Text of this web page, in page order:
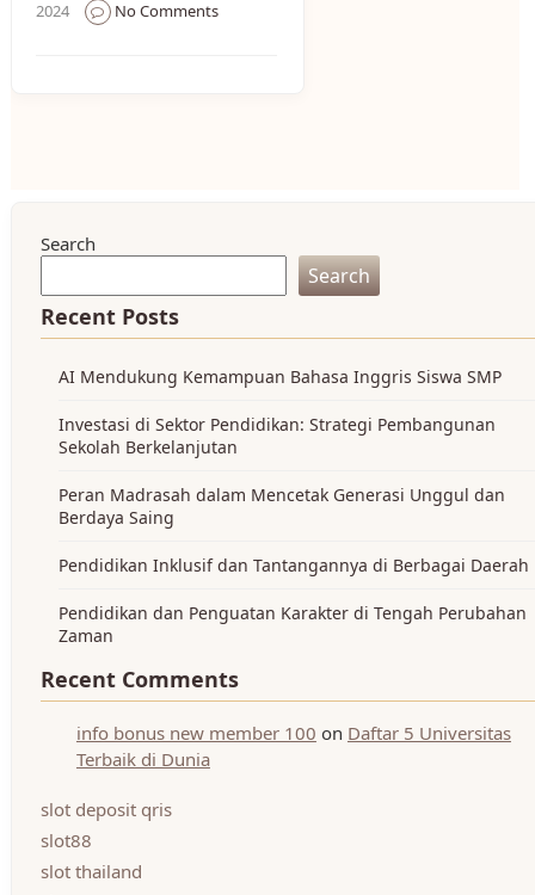
2024
No Comments
Search
Search
Recent Posts
AI Mendukung Kemampuan Bahasa Inggris Siswa SMP
Investasi di Sektor Pendidikan: Strategi Pembangunan
Sekolah Berkelanjutan
Peran Madrasah dalam Mencetak Generasi Unggul dan
Berdaya Saing
Pendidikan Inklusif dan Tantangannya di Berbagai Daerah
Pendidikan dan Penguatan Karakter di Tengah Perubahan
Zaman
Recent Comments
info bonus new member 100 on Daftar 5 Universitas
Terbaik di Dunia
slot deposit qris
slot88
slot thailand